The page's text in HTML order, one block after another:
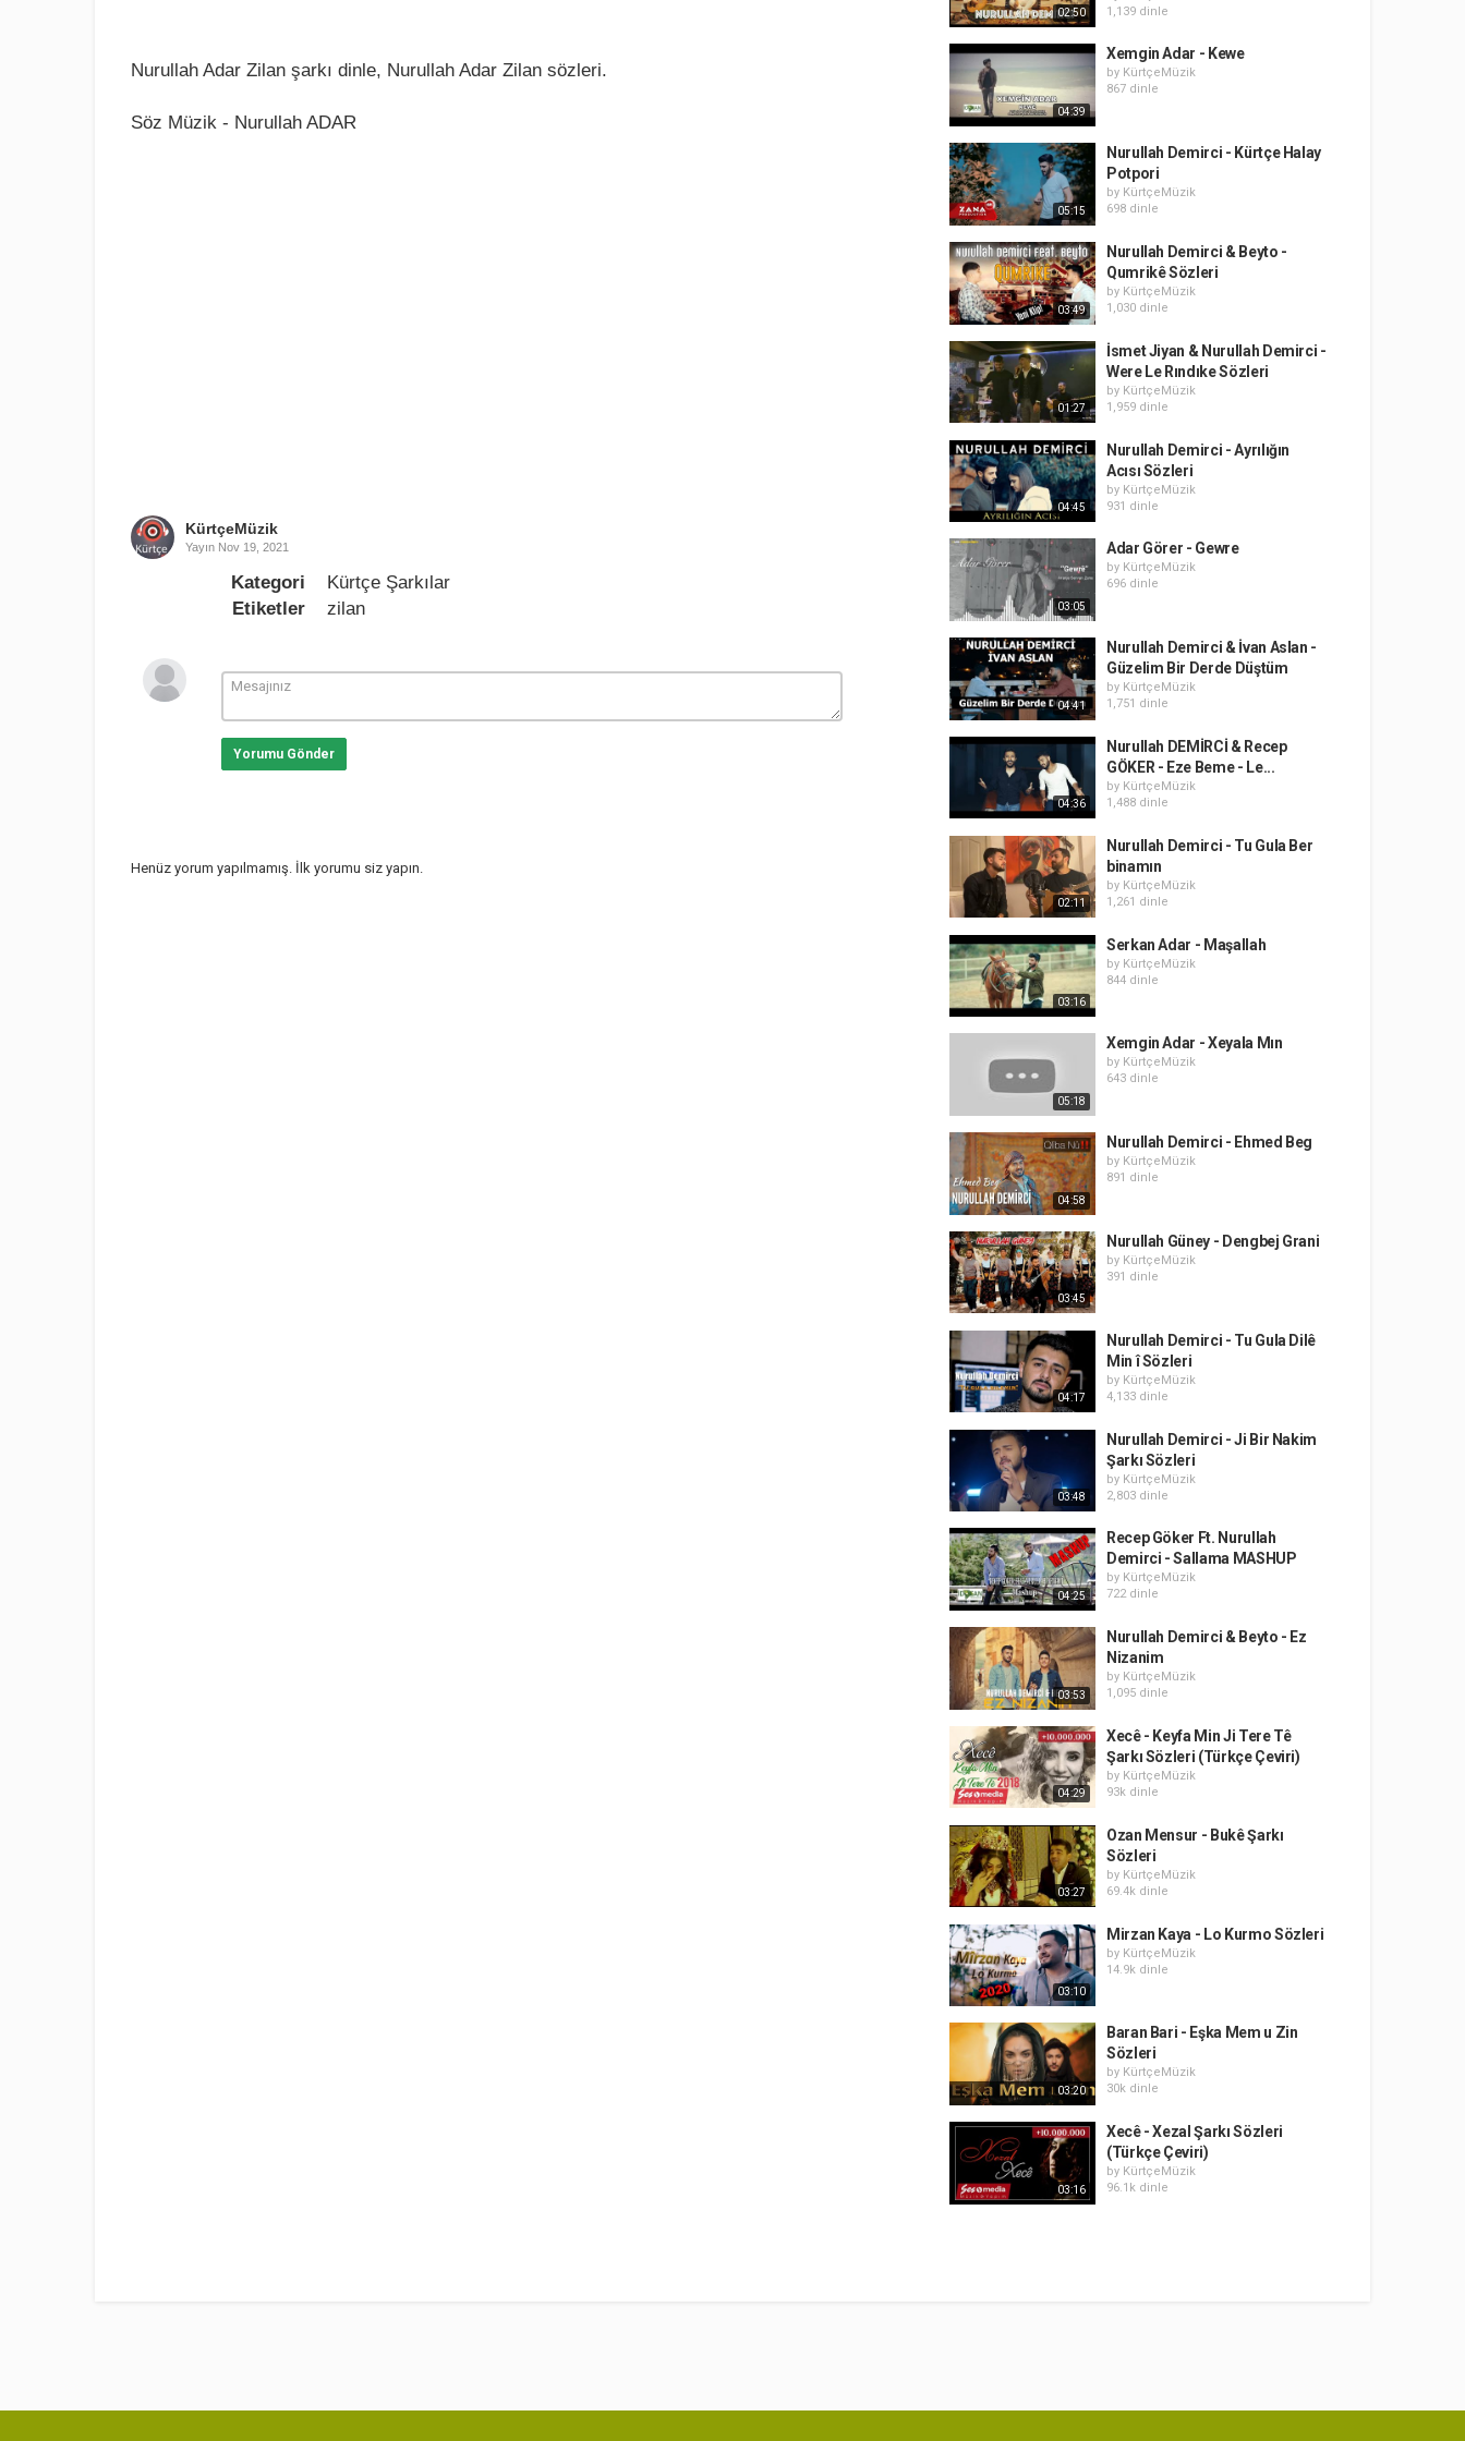
Nurullah Adar Zilan şarkı dinle, Nurullah Adar Zilan sözleri.
Söz Müzik - Nurullah ADAR
KürtçeMüzik
Yayın Nov 19, 2021
Kategori
Kürtçe Şarkılar
Etiketler
zilan
Yorumu Gönder
Henüz yorum yapılmamış. İlk yorumu siz yapın.
02:50
1,139 dinle
04:39
Xemgin Adar - Kewe
by KürtçeMüzik
867 dinle
05:15
Nurullah Demirci - Kürtçe Halay
Potpori
by KürtçeMüzik
698 dinle
03:49
Nurullah Demirci & Beyto -
Qumrikê Sözleri
by KürtçeMüzik
1,030 dinle
01:27
İsmet Jiyan & Nurullah Demirci -
Were Le Rındıke Sözleri
by KürtçeMüzik
1,959 dinle
04:45
Nurullah Demirci - Ayrılığın
Acısı Sözleri
by KürtçeMüzik
931 dinle
03:05
Adar Görer - Gewre
by KürtçeMüzik
696 dinle
04:41
Nurullah Demirci & İvan Aslan -
Güzelim Bir Derde Düştüm
by KürtçeMüzik
1,751 dinle
04:36
Nurullah DEMİRCİ & Recep
GÖKER - Eze Beme - Le...
by KürtçeMüzik
1,488 dinle
02:11
Nurullah Demirci - Tu Gula Ber
binamın
by KürtçeMüzik
1,261 dinle
03:16
Serkan Adar - Maşallah
by KürtçeMüzik
844 dinle
05:18
Xemgin Adar - Xeyala Mın
by KürtçeMüzik
643 dinle
04:58
Nurullah Demirci - Ehmed Beg
by KürtçeMüzik
891 dinle
03:45
Nurullah Güney - Dengbej Grani
by KürtçeMüzik
391 dinle
04:17
Nurullah Demirci - Tu Gula Dilê
Min î Sözleri
by KürtçeMüzik
4,133 dinle
03:48
Nurullah Demirci - Ji Bir Nakim
Şarkı Sözleri
by KürtçeMüzik
2,803 dinle
04:25
Recep Göker Ft. Nurullah
Demirci - Sallama MASHUP
by KürtçeMüzik
722 dinle
03:53
Nurullah Demirci & Beyto - Ez
Nizanim
by KürtçeMüzik
1,095 dinle
04:29
Xecê - Keyfa Min Ji Tere Tê
Şarkı Sözleri (Türkçe Çeviri)
by KürtçeMüzik
93k dinle
03:27
Ozan Mensur - Bukê Şarkı
Sözleri
by KürtçeMüzik
69.4k dinle
03:10
Mirzan Kaya - Lo Kurmo Sözleri
by KürtçeMüzik
14.9k dinle
03:20
Baran Bari - Eşka Mem u Zin
Sözleri
by KürtçeMüzik
30k dinle
03:16
Xecê - Xezal Şarkı Sözleri
(Türkçe Çeviri)
by KürtçeMüzik
96.1k dinle